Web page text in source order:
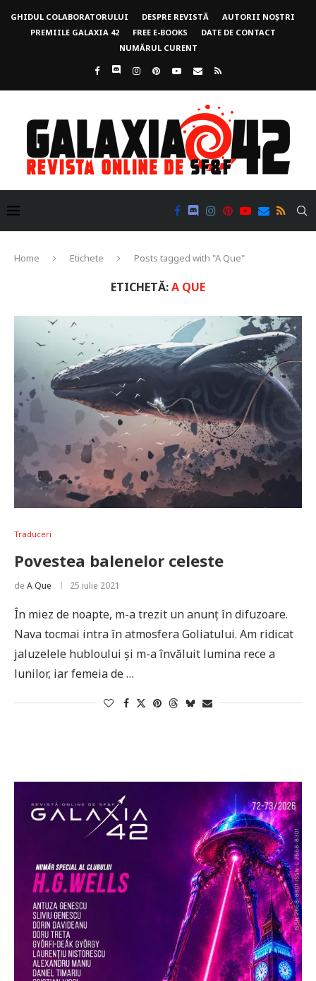
GHIDUL COLABORATORULUI DESPRE REVISTĂ
AUTORII NOȘTRI
PREMIILE GALAXIA 42
FREE E-BOOKS
DATE DE CONTACT
NUMĂRUL CURENT
Home Etichete Posts tagged with "A Que"
ETICHETĂ:A QUE
Traduceri
Povestea balenelor celeste
de A Que 25 iulie 2021
În miez de noapte, m-a trezit un anunț în difuzoare.
Nava tocmai intra în atmosfera Goliatului. Am ridicat
jaluzelele hubloului și m-a învăluit lumina rece a
lunilor, iar femeia de …